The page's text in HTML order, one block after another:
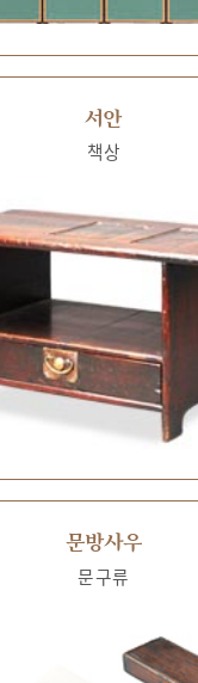
서안
책상
문방사우
문구류